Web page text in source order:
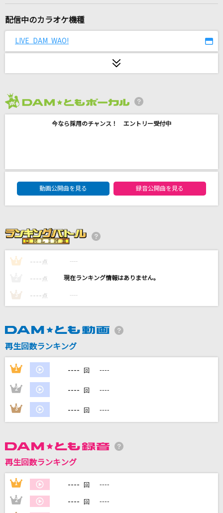
[生音]イミテイション・ゴールド
メズマライザー
Twilight Twilight
マカロニえんぴつ
[生音]ひまわりの約束
[生音]カルマ
いきものがかり
カラオケ最新情報をチェック！
配信中のカラオケ機種
LIVE DAM WAO!
今なら採用のチャンス！ エントリー受付中
DAM★ともボーカルエントリーランキング
動画公開曲を見る
録音公開曲を見る
1 ---- 点 ----
---- 点 ----
3 ---- 点 ----
再生回数ランキング
1 ---- 回 ----
2 ---- 回 ----
3 ---- 回 ----
再生回数ランキング
1 ---- 回 ----
2 ---- 回 ----